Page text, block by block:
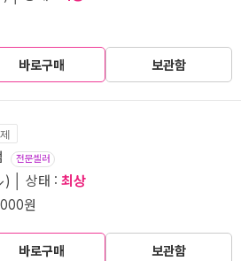
바로구매 보관함
전문셀러
│ 상태 : 최상
원
바로구매 보관함